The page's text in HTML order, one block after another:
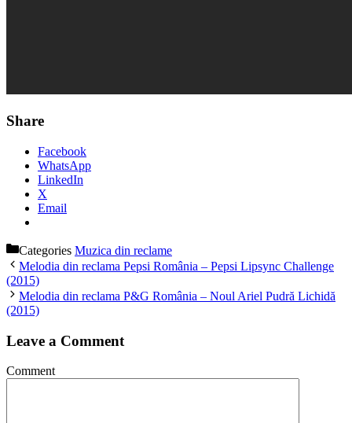
Share
Facebook
WhatsApp
LinkedIn
X
Email
Categories Muzica din reclame
Melodia din reclama Pepsi România – Pepsi Lipsync Challenge
(2015)
Melodia din reclama P&G România – Noul Ariel Pudră Lichidă
(2015)
Leave a Comment
Comment